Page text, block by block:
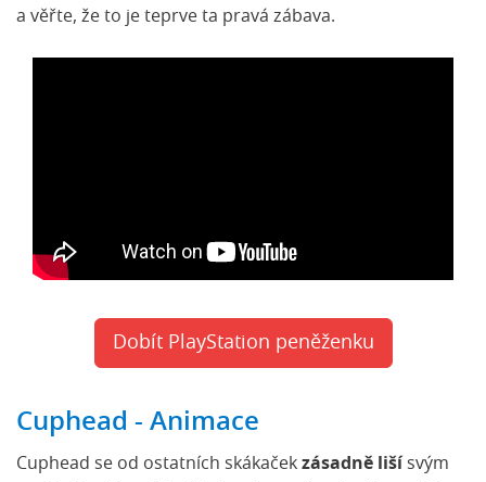
a věřte, že to je teprve ta pravá zábava.
Dobít PlayStation peněženku
Cuphead - Animace
Cuphead se od ostatních skákaček zásadně liší svým